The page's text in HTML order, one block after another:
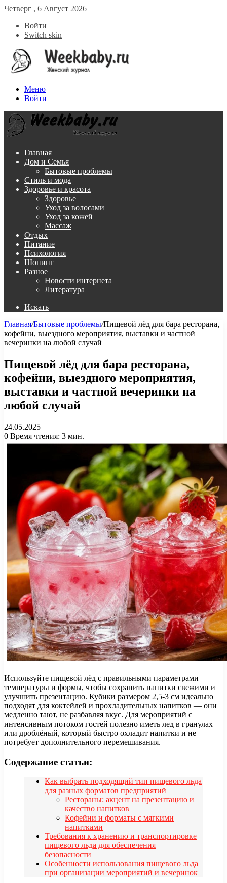
Четверг , 6 Август 2026
Войти
Switch skin
Меню
Войти
Главная
Дом и Семья
Бытовые проблемы
Стиль и мода
Здоровье и красота
Здоровье
Уход за волосами
Уход за кожей
Массаж
Отдых
Питание
Психология
Шопинг
Разное
Новости интернета
Литература
Искать
Главная/Бытовые проблемы/Пищевой лёд для бара ресторана,
кофейни, выездного мероприятия, выставки и частной
вечеринки на любой случай
Пищевой лёд для бара ресторана,
кофейни, выездного мероприятия,
выставки и частной вечеринки на
любой случай
24.05.2025
0 Время чтения: 3 мин.
Используйте пищевой лёд с правильными параметрами
температуры и формы, чтобы сохранить напитки свежими и
улучшить презентацию. Кубики размером 2,5-3 см идеально
подходят для коктейлей и прохладительных напитков — они
медленно тают, не разбавляя вкус. Для мероприятий с
интенсивным потоком гостей полезно иметь лед в гранулах
или дроблёный, который быстро охладит напитки и не
потребует дополнительного перемешивания.
Содержание статьи:
Как выбрать подходящий тип пищевого льда
для разных форматов предприятий
Рестораны: акцент на презентацию и
качество напитков
Кофейни и форматы с мягкими
напитками
Требования к хранению и транспортировке
пищевого льда для обеспечения
безопасности
Особенности использования пищевого льда
при организации мероприятий и вечеринок